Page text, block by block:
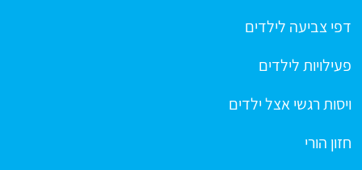
דפי צביעה לילדים
פעילויות לילדים
ויסות רגשי אצל ילדים
חזון הורי